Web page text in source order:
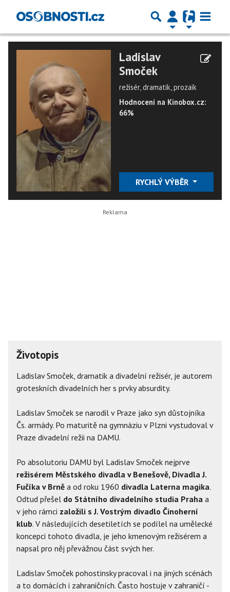
Ladislav
Smoček
režisér, dramatik, prozaik
Hodnocení na Kinobox.cz:
66%
RYCHLÝ VÝBĚR
Životopis
Ladislav Smoček, dramatik a divadelní režisér, je autorem
groteskních divadelních her s prvky absurdity.
Ladislav Smoček se narodil v Praze jako syn důstojníka
Čs. armády. Po maturitě na gymnáziu v Plzni vystudoval v
Praze divadelní režii na DAMU.
Po absolutoriu DAMU byl Ladislav Smoček nejprve
režisérem Městského divadla v Benešově, Divadla J.
Fučíka v Brně a od roku 1960 divadla Laterna magika.
Odtud přešel do Státního divadelního studia Praha a
v jeho rámci založili s J. Vostrým divadlo Činoherní
klub. V následujících desetiletích se podílel na umělecké
koncepci tohoto divadla, je jeho kmenovým režisérem a
napsal pro něj převážnou část svých her.
Ladislav Smoček pohostinsky pracoval i na jiných scénách
a to domácích i zahraničních. Často hostuje v zahraničí -